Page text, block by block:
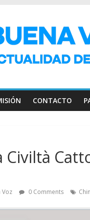
CONTACTO
Civiltà
Voz 0 Comments